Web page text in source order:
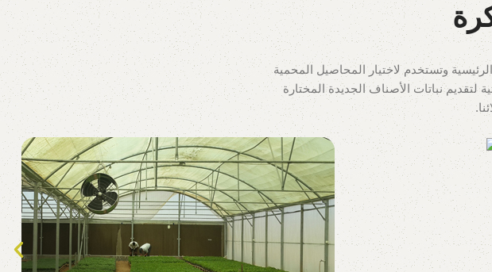
وتستخدم لاختيار المحاصيل المحمية
لتقديم نباتات الأصناف الجديدة المختارة